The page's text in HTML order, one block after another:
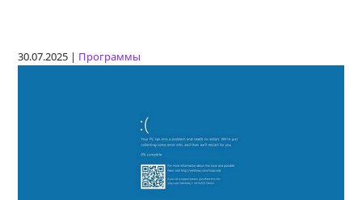
30.07.2025 | Программы